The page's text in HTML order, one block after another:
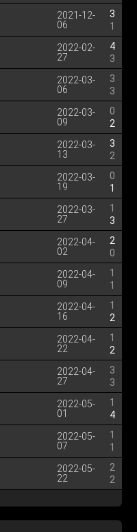
2021-12-
06
3
1
2022-02-
27
4
3
2022-03-
06
3
3
2022-03-
09
0
2
2022-03-
13
3
2
2022-03-
19
0
1
2022-03-
27
1
3
2022-04-
02
2
0
2022-04-
09
1
1
2022-04-
16
1
2
2022-04-
22
1
2
2022-04-
27
3
3
2022-05-
01
1
4
2022-05-
07
1
1
2022-05-
22
2
2